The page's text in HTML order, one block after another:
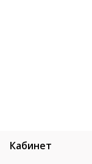
Кабинет